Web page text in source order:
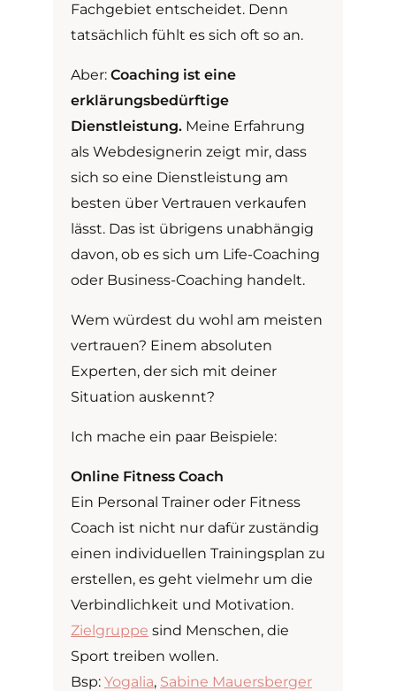
Fachgebiet entscheidet. Denn
tatsächlich fühlt es sich oft so an.
Aber: Coaching ist eine
erklärungsbedürftige
Dienstleistung. Meine Erfahrung
als Webdesignerin zeigt mir, dass
sich so eine Dienstleistung am
besten über Vertrauen verkaufen
lässt. Das ist übrigens unabhängig
davon, ob es sich um Life-Coaching
oder Business-Coaching handelt.
Wem würdest du wohl am meisten
vertrauen? Einem absoluten
Experten, der sich mit deiner
Situation auskennt?
Ich mache ein paar Beispiele:
Online Fitness Coach
Ein Personal Trainer oder Fitness
Coach ist nicht nur dafür zuständig
einen individuellen Trainingsplan zu
erstellen, es geht vielmehr um die
Verbindlichkeit und Motivation.
Zielgruppe sind Menschen, die
Sport treiben wollen.
Bsp: Yogalia, Sabine Mauersberger